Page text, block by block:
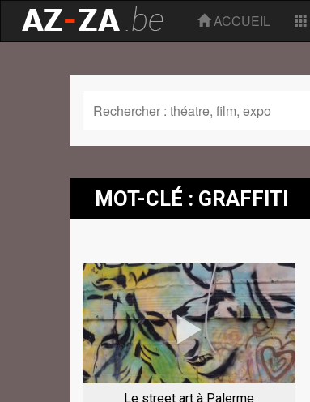
ACCUEIL
MOT-CLÉ : GRAFFITI
Le street art à Palerme